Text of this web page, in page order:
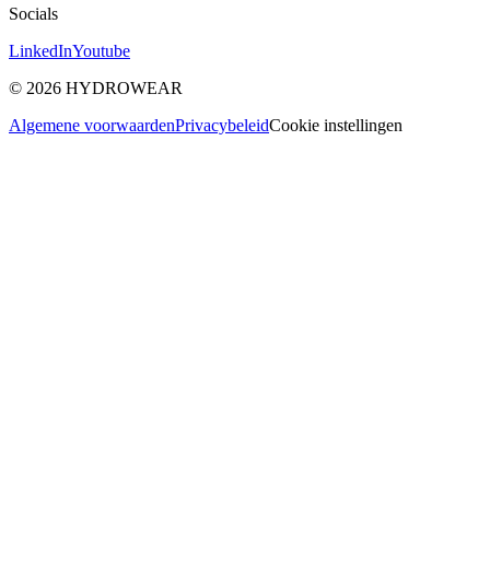
Socials
LinkedInYoutube
© 2026 HYDROWEAR
Algemene voorwaardenPrivacybeleidCookie instellingen